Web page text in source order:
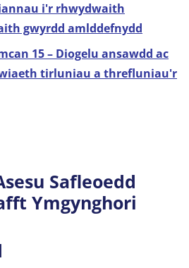
i'r rhwydwaith
gwyrdd amlddefnydd
15 – Diogelu ansawdd ac
tirluniau a threfluniau'r
Safleoedd
Ymgynghori